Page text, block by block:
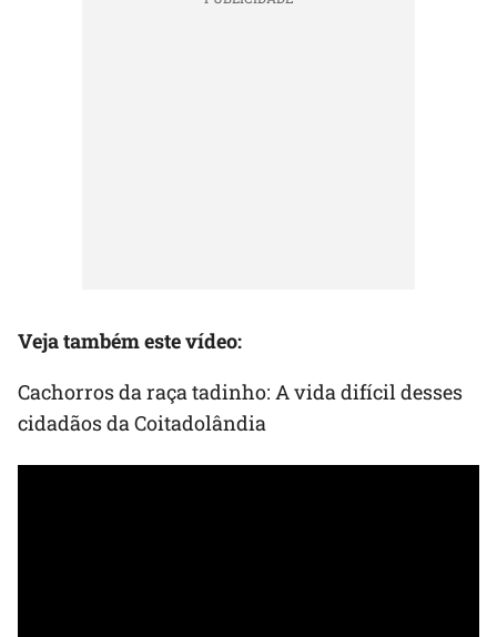
Veja também este vídeo:
Cachorros da raça tadinho: A vida difícil desses
cidadãos da Coitadolândia